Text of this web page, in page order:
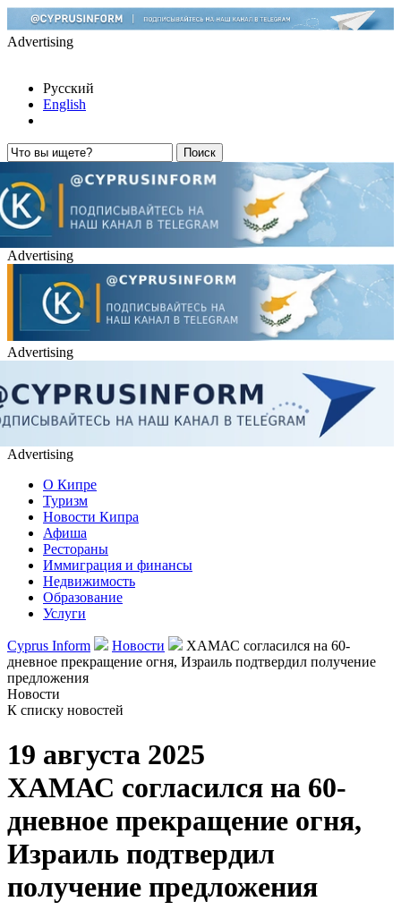
Advertising
Русский
English
Advertising
Advertising
Advertising
О Кипре
Туризм
Новости Кипра
Афиша
Рестораны
Иммиграция и финансы
Недвижимость
Образование
Услуги
Cyprus Inform Новости
ХАМАС согласился на 60-
дневное прекращение огня, Израиль подтвердил получение
предложения
Новости
К списку новостей
19 августа 2025
ХАМАС согласился на 60-
дневное прекращение огня,
Израиль подтвердил
получение предложения